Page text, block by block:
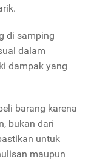
di samping
dalam
dampak yang
barang karena
bukan dari
untuk
maupun